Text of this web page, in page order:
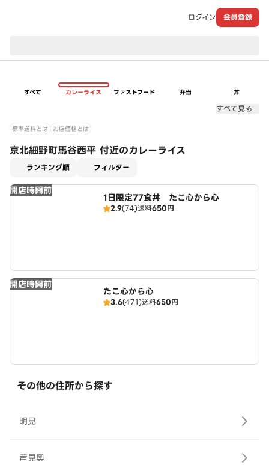
ログイン 会員登録
すべて カレーライス ファストフード 弁当 丼
すべて見る
標準送料とは お店価格とは
京北細野町馬谷西平 付近のカレーライス
ランキング順 フィルター
開店時間前
1日限定77食丼 たこ心から心
2.9(74)送料650円
開店時間前
たこ心から心
3.6(471)送料650円
その他の住所から探す
明見
芦見奥